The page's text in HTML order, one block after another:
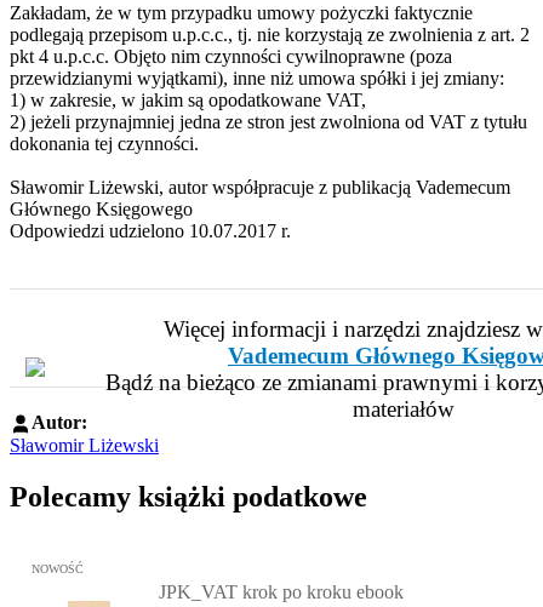
Zakładam, że w tym przypadku umowy pożyczki faktycznie
podlegają przepisom u.p.c.c., tj. nie korzystają ze zwolnienia z art. 2
pkt 4 u.p.c.c. Objęto nim czynności cywilnoprawne (poza
przewidzianymi wyjątkami), inne niż umowa spółki i jej zmiany:
1) w zakresie, w jakim są opodatkowane VAT,
2) jeżeli przynajmniej jedna ze stron jest zwolniona od VAT z tytułu
dokonania tej czynności.
Sławomir Liżewski, autor współpracuje z publikacją Vademecum
Głównego Księgowego
Odpowiedzi udzielono 10.07.2017 r.
Więcej informacji i narzędzi znajdziesz
Vademecum Głównego
Bądź na bieżąco ze zmianami prawnymi i
materiałów
Autor:
Sławomir Liżewski
Polecamy książki podatkowe
Przejdź do: JPK_VAT krok po kroku ebook, Patrycja Kubiesa -
NOWOŚĆ
JPK_VAT krok po kroku ebook